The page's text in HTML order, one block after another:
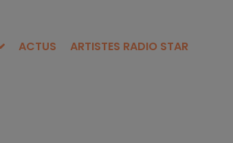
ACTUS ARTISTES RADIO STAR